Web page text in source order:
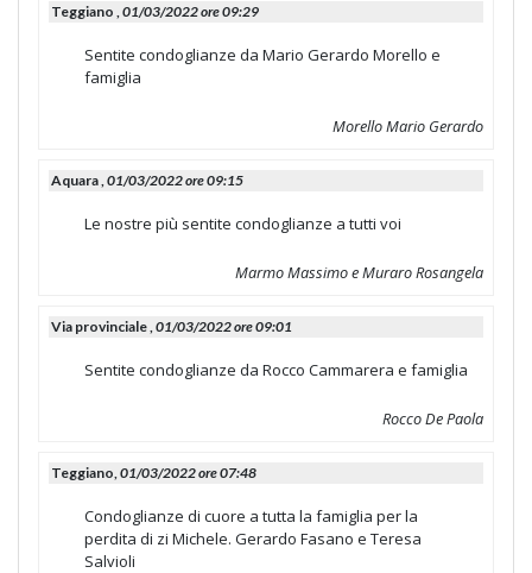
Teggiano , 01/03/2022 ore 09:29
Sentite condoglianze da Mario Gerardo Morello e
famiglia
Morello Mario Gerardo
Aquara , 01/03/2022 ore 09:15
Le nostre più sentite condoglianze a tutti voi
Marmo Massimo e Muraro Rosangela
Via provinciale , 01/03/2022 ore 09:01
Sentite condoglianze da Rocco Cammarera e famiglia
Rocco De Paola
Teggiano, 01/03/2022 ore 07:48
Condoglianze di cuore a tutta la famiglia per la
perdita di zi Michele. Gerardo Fasano e Teresa
Salvioli